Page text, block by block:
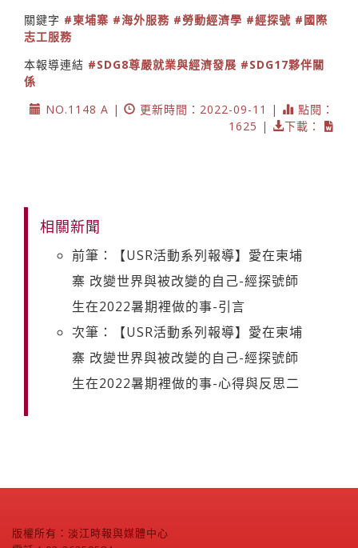
關鍵字 #柬埔寨 #海外服務 #勞動經濟學 #經探號 #國際
志工服務
本報導連結 #SDG8尊嚴就業與經濟發展 #SDG17夥伴關
係
NO.1148 A |
更新時間：2022-09-11 |
點閱：
1625 |
下載：
相關新聞
前筆：【USR活動系列報導】愛在柬埔
寨 改變世界與被改變的自己-經探號師
生在2022暑期裡做的事-引言
次筆：【USR活動系列報導】愛在柬埔
寨 改變世界與被改變的自己-經探號師
生在2022暑期裡做的事-心得與反思二
版權所有：淡江時報與媒體中心